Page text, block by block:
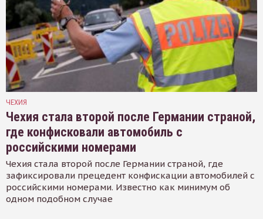
ЧЕХИЯ
Чехия стала второй после Германии страной,
где конфисковали автомобиль с
российскими номерами
Чехия стала второй после Германии страной, где
зафиксировали прецедент конфискации автомобилей с
российскими номерами. Известно как минимум об
одном подобном случае